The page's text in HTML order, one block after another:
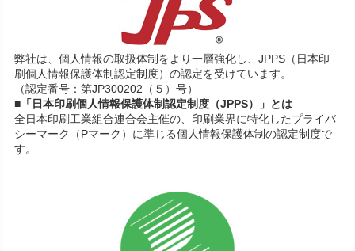
弊社は、個人情報の取扱体制をより一層強化し、JPPS（日本印
刷個人情報保護体制認定制度）の認定を受けています。
（認定番号：第JP300202（５）号）
■「日本印刷個人情報保護体制認定制度（JPPS）」とは
全日本印刷工業組合連合会主催の、印刷業界に特化したプライバ
シーマーク（Pマーク）に準じる個人情報保護体制の認定制度で
す。